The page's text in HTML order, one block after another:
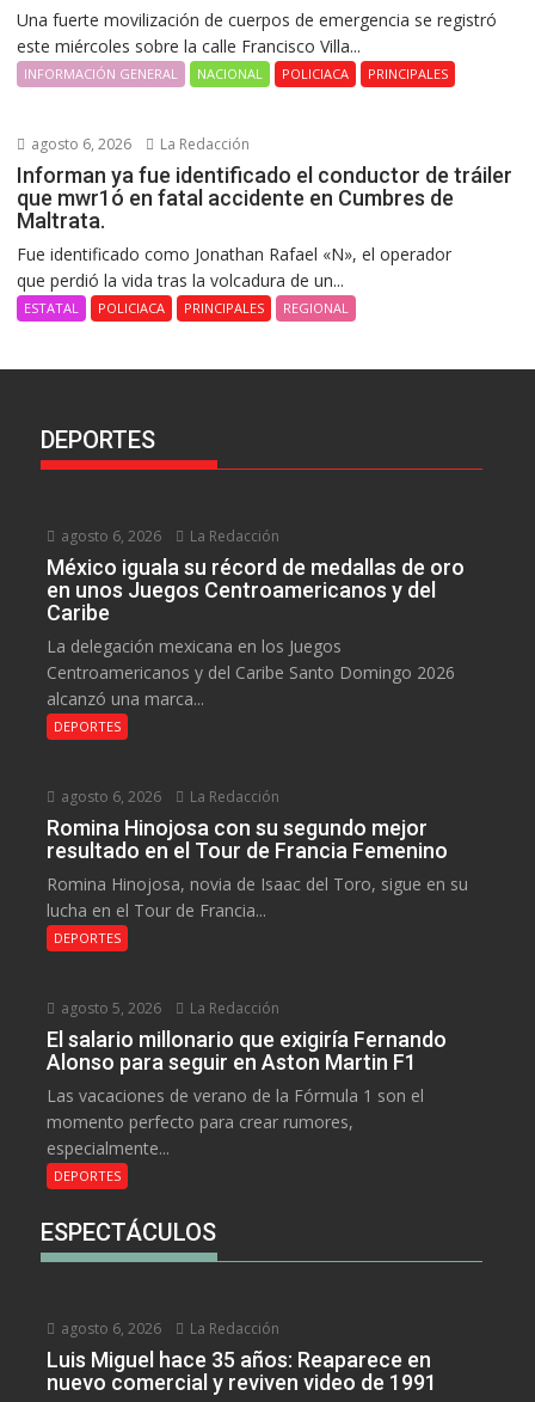
Una fuerte movilización de cuerpos de emergencia se registró
este miércoles sobre la calle Francisco Villa...
INFORMACIÓN GENERAL NACIONAL POLICIACA PRINCIPALES
agosto 6, 2026 La Redacción
Informan ya fue identificado el conductor de tráiler
que mwr1ó en fatal accidente en Cumbres de
Maltrata.
Fue identificado como Jonathan Rafael «N», el operador
que perdió la vida tras la volcadura de un...
ESTATAL POLICIACA PRINCIPALES REGIONAL
DEPORTES
agosto 6, 2026 La Redacción
México iguala su récord de medallas de oro
en unos Juegos Centroamericanos y del
Caribe
La delegación mexicana en los Juegos
Centroamericanos y del Caribe Santo Domingo 2026
alcanzó una marca...
DEPORTES
agosto 6, 2026 La Redacción
Romina Hinojosa con su segundo mejor
resultado en el Tour de Francia Femenino
Romina Hinojosa, novia de Isaac del Toro, sigue en su
lucha en el Tour de Francia...
DEPORTES
agosto 5, 2026 La Redacción
El salario millonario que exigiría Fernando
Alonso para seguir en Aston Martin F1
Las vacaciones de verano de la Fórmula 1 son el
momento perfecto para crear rumores,
especialmente...
DEPORTES
ESPECTÁCULOS
agosto 6, 2026 La Redacción
Luis Miguel hace 35 años: Reaparece en
nuevo comercial y reviven video de 1991